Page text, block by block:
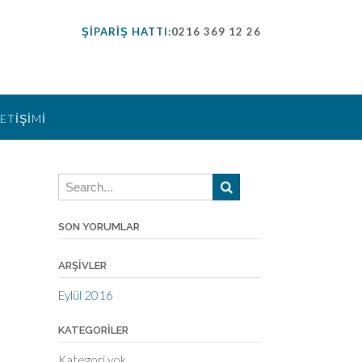
ŞİPARİŞ HATTI:0216 369 12 26
SON YORUMLAR
ARŞIVLER
Eylül 2016
KATEGORILER